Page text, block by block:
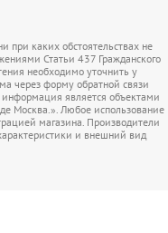
каких обстоятельствах не
Статьи 437 Гражданского
необходимо уточнить у
через форму обратной связи
является объектами
Москва.». Любое использование
магазина. Производители
и внешний вид